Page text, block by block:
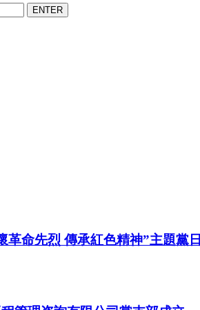
革命先烈 傳承紅色精神”主題黨